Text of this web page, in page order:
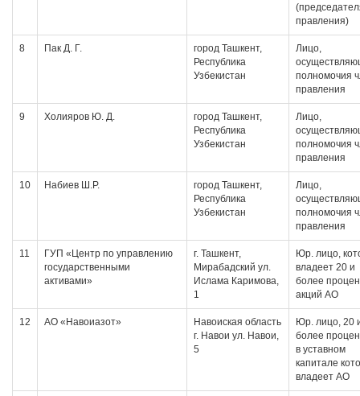
правления)
8 Пак Д. Г.
город Ташкент,
Республика
Узбекистан
Лицо,
полномочия
правления
9 Холияров Ю. Д.
город Ташкент,
Республика
Узбекистан
Лицо,
полномочия
правления
10 Набиев Ш.Р.
город Ташкент,
Республика
Узбекистан
Лицо,
полномочия
правления
11
ГУП «Центр по управлению
государственными
активами»
г. Ташкент,
Мирабадский ул.
Ислама Каримова,
1
Юр. лицо,
владеет 20 и
более
акций АО
12 АО «Навоиазот»
Навоиская область
г. Навои ул. Навои,
5
Юр. лицо, 20
более
в уставном
капитале
владеет АО